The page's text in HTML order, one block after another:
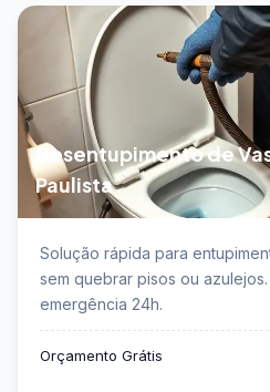
Desentupimento de
Paulista
sanitário em Itaim Paulista →
Solução rápida para
sem quebrar pisos ou
emergência 24h.
Orçamento Grátis